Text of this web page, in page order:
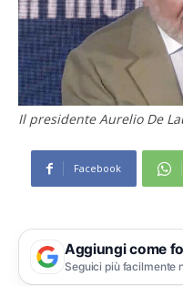
Il presidente Aurelio De
Facebook
Aggiungi come
Seguici più facilmente